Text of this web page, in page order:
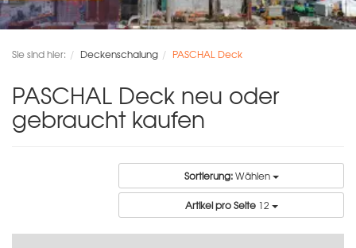
Sie sind hier: Deckenschalung PASCHAL Deck
PASCHAL Deck neu oder
gebraucht kaufen
Sortierung:Wählen
Artikel pro Seite 12